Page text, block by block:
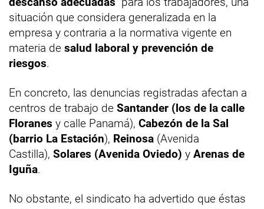
situación que considera generalizada en la
empresa y contraria a la normativa vigente en
materia de salud laboral y prevención de
riesgos.
En concreto, las denuncias registradas afectan a
centros de trabajo de Santander (los de la calle
Floranes y calle Panamá), Cabezón de la Sal
(barrio La Estación), Reinosa (Avenida
Castilla), Solares (Avenida Oviedo) y Arenas de
Iguña.
No obstante, el sindicato ha advertido que éstas